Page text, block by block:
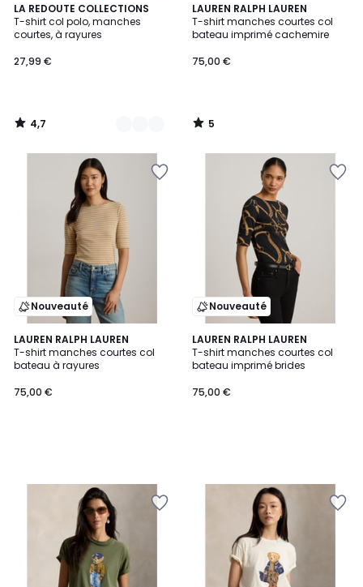
LA REDOUTE COLLECTIONS
T-shirt col polo, manches
courtes, à rayures
27,99 €
4,7
/ 5
2
Couleurs
4,7
/
LAUREN RALPH LAUREN
T-shirt manches courtes col
bateau imprimé cachemire
75,00 €
5
/
5
5
/
Nouveauté
LAUREN RALPH LAUREN
T-shirt manches courtes col
bateau à rayures
75,00 €
Nouveauté
LAUREN RALPH LAUREN
T-shirt manches courtes col
bateau imprimé brides
75,00 €